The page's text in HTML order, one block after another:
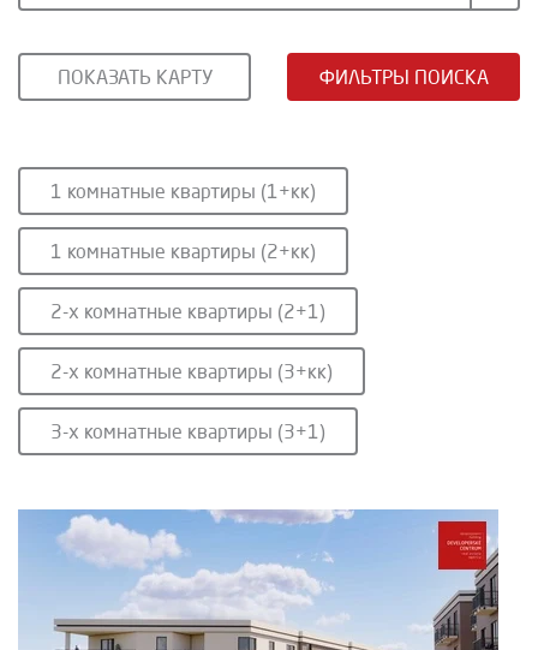
ПОКАЗАТЬ КАРТУ ФИЛЬТРЫ ПОИСКА
1 комнатные квартиры (1+кк)
1 комнатные квартиры (2+кк)
2-х комнатные квартиры (2+1)
2-х комнатные квартиры (3+кк)
3-х комнатные квартиры (3+1)